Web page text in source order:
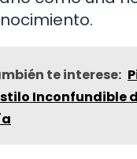
te interese:
Inconfundible